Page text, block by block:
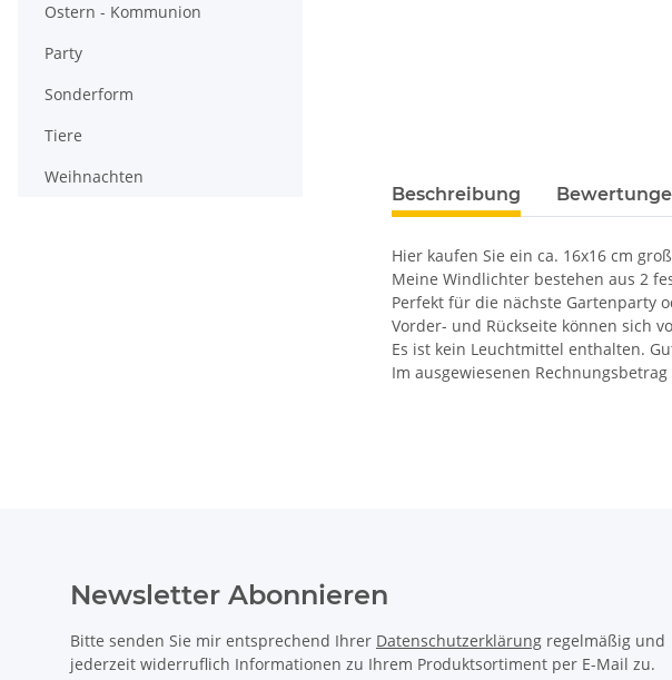
Beschreibung
Hier kaufen Sie ein ca. 16x16 cm
Meine Windlichter bestehen aus 2
Perfekt für die nächste Gartenparty
Vorder- und Rückseite können sich
Es ist kein Leuchtmittel enthalten.
Im ausgewiesenen
Ostern - Kommunion
Party
Sonderform
Tiere
Weihnachten
Newsletter Abonnieren
Bitte senden Sie mir entsprechend Ihrer Datenschutzerklärung regelmäßig und
jederzeit widerruflich Informationen zu Ihrem Produktsortiment per E-Mail zu.